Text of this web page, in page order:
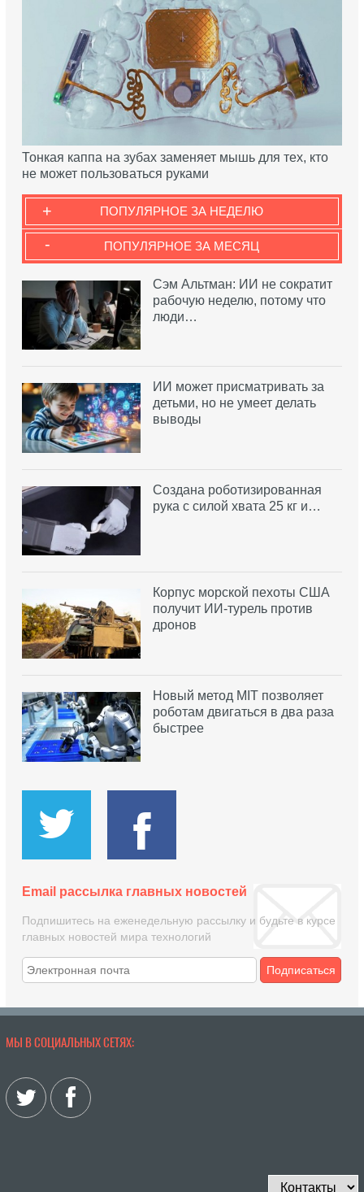
Тонкая каппа на зубах заменяет мышь для тех, кто
не может пользоваться руками
ПОПУЛЯРНОЕ ЗА НЕДЕЛЮ
+
ПОПУЛЯРНОЕ ЗА МЕСЯЦ
-
Сэм Альтман: ИИ не сократит
рабочую неделю, потому что
люди…
ИИ может присматривать за
детьми, но не умеет делать
выводы
Создана роботизированная
рука с силой хвата 25 кг и…
Корпус морской пехоты США
получит ИИ-турель против
дронов
Новый метод MIT позволяет
роботам двигаться в два раза
быстрее
Email рассылка главных новостей
Подпишитесь на еженедельную рассылку и будьте в курсе
главных новостей мира технологий
Подписаться
МЫ В СОЦИАЛЬНЫХ СЕТЯХ: